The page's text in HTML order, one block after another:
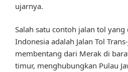
ujarnya.
Salah satu contoh jalan tol
Indonesia adalah Jalan Tol
membentang dari Merak di
timur, menghubungkan Pulau